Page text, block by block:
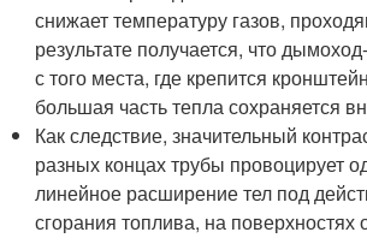
снижает температуру газов,
результате получается, что
с того места, где крепится
большая часть тепла сохраняется
Как следствие, значительный
разных концах трубы провоцирует
линейное расширение тел под
сгорания топлива, на поверхностях